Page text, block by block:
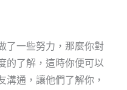
了一些努力，那麼你對
的了解，這時你便可以
溝通，讓他們了解你，